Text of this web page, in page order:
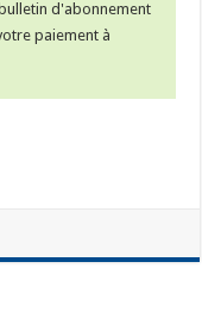
d'abonnement
paiement à